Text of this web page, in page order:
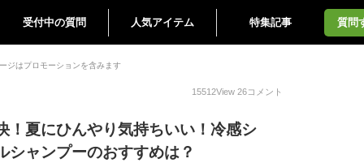
受付中の質問 人気アイテム 特集記事 質問
ジはプロモーションを含みます
15512View 26コメント
！夏にひんやり気持ちいい！冷感シ
シャンプーのおすすめは？